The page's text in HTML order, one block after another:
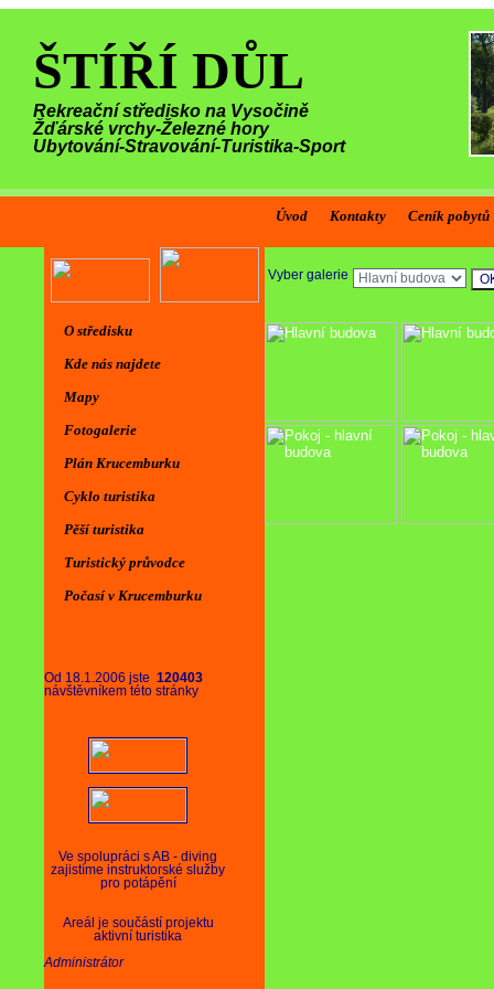
ŠTÍŘÍ DŮL
Rekreační středisko na Vysočině
Žďárské vrchy-Železné hory
Ubytování-Stravování-Turistika-Sport
Úvod Kontakty Ceník pobytů
Vyber galerie
Od 18.1.2006 jste 120403
návštěvníkem této stránky
Ve spolupráci s AB - diving
zajistíme instruktorské služby
pro potápění
Areál je součástí projektu
aktivní turistika
Administrátor
O středisku
Kde nás najdete
Mapy
Fotogalerie
Plán Krucemburku
Cyklo turistika
Pěší turistika
Turistický průvodce
Počasí v Krucemburku